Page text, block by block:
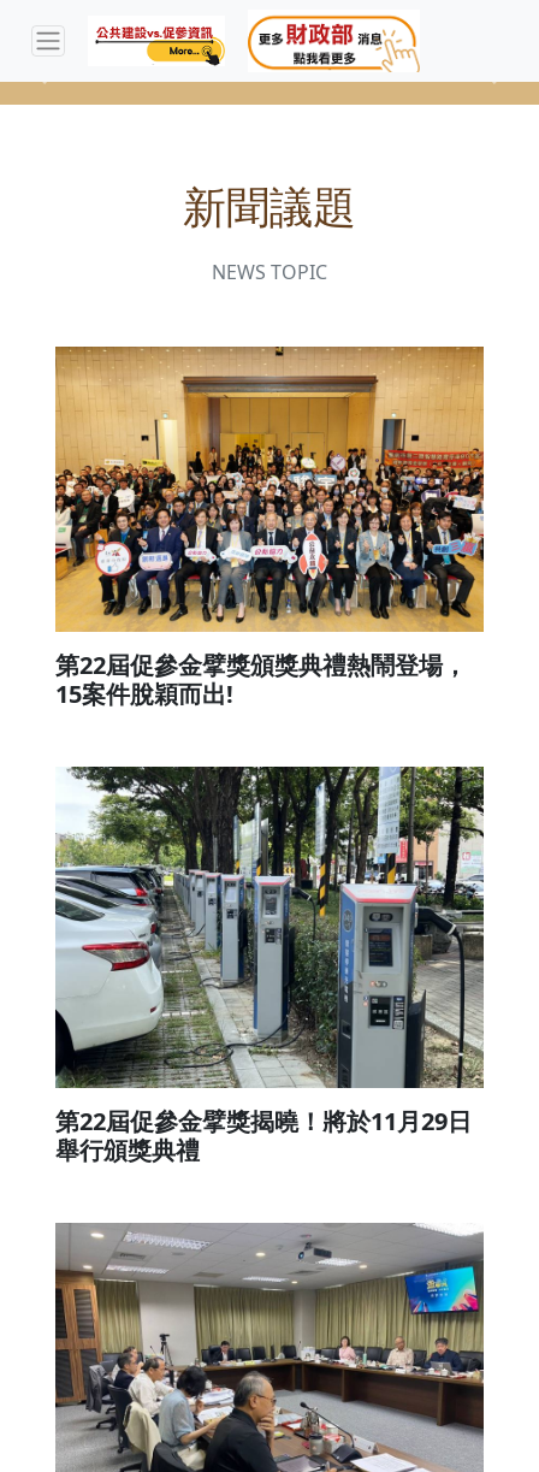
Previous Next
新聞議題
NEWS TOPIC
第22屆促參金擘獎頒獎典禮熱鬧登場，
15案件脫穎而出!
第22屆促參金擘獎揭曉！將於11月29日
舉行頒獎典禮